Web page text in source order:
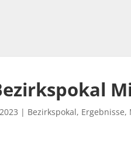
| Bezirkspokal, Ergebnisse,